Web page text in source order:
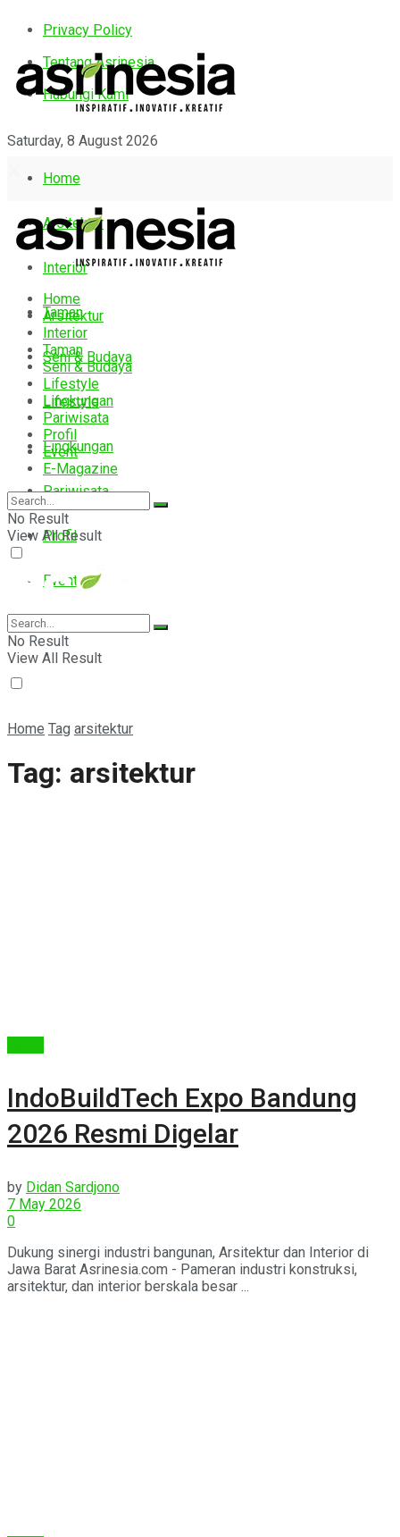
Privacy Policy
Tentang Asrinesia
Hubungi Kami
Saturday, 8 August 2026
Home
Arsitektur
Interior
Taman
Seni & Budaya
Lifestyle
Lingkungan
Pariwisata
Profil
Event
E-Magazine
Home
Arsitektur
Interior
Taman
Seni & Budaya
Lifestyle
Lingkungan
Pariwisata
Profil
Event
E-Magazine
No Result
View All Result
No Result
View All Result
Home Tag arsitektur
Tag: arsitektur
IndoBuildTech Expo Bandung
2026 Resmi Digelar
by Didan Sardjono
7 May 2026
0
Dukung sinergi industri bangunan, Arsitektur dan Interior di
Jawa Barat Asrinesia.com - Pameran industri konstruksi,
arsitektur, dan interior berskala besar ...